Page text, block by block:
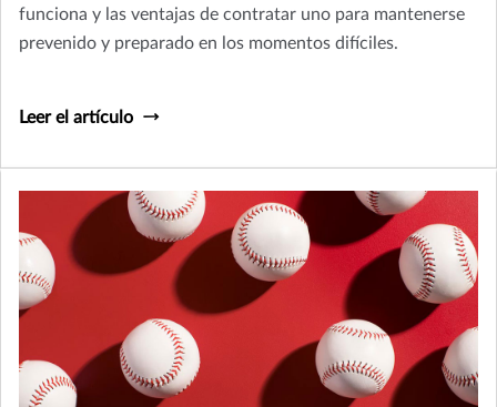
funciona y las ventajas de contratar uno para mantenerse
prevenido y preparado en los momentos difíciles.
Leer el artículo